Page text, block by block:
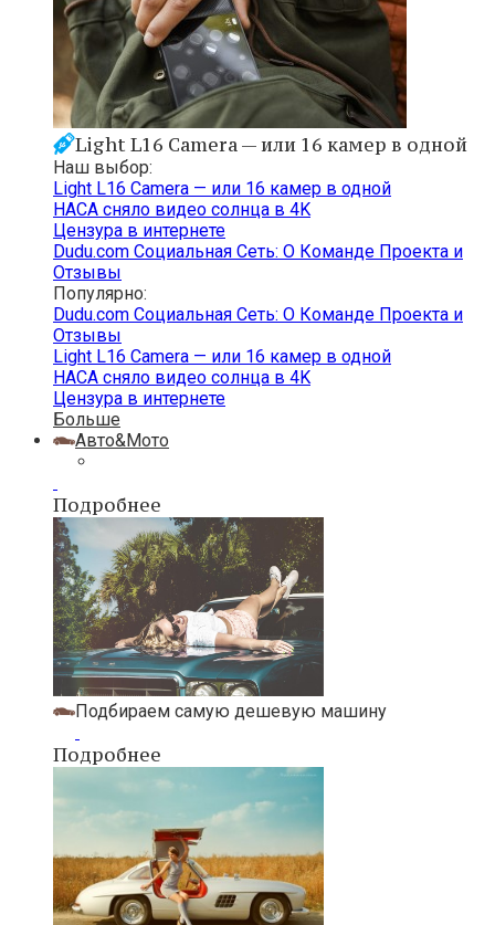
Light L16 Camera — или 16 камер в одной
Наш выбор:
Light L16 Camera — или 16 камер в одной
НАСА сняло видео солнца в 4K
Цензура в интернете
Dudu.com Cоциальная Cеть: О Команде Проекта и
Отзывы
Популярно:
Dudu.com Cоциальная Cеть: О Команде Проекта и
Отзывы
Light L16 Camera — или 16 камер в одной
НАСА сняло видео солнца в 4K
Цензура в интернете
Больше
Авто&Мото
Подробнее
Подбираем самую дешевую машину
Подробнее